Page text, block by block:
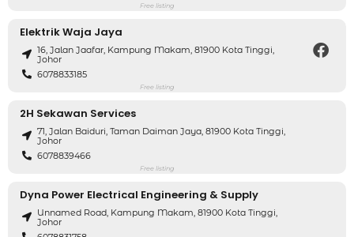
Free listing
Elektrik Waja Jaya
16, Jalan Jaafar, Kampung Makam, 81900 Kota Tinggi,
Johor
6078833185
Free listing
2H Sekawan Services
71, Jalan Baiduri, Taman Daiman Jaya, 81900 Kota Tinggi,
Johor
6078839466
Free listing
Dyna Power Electrical Engineering & Supply
Unnamed Road, Kampung Makam, 81900 Kota Tinggi,
Johor